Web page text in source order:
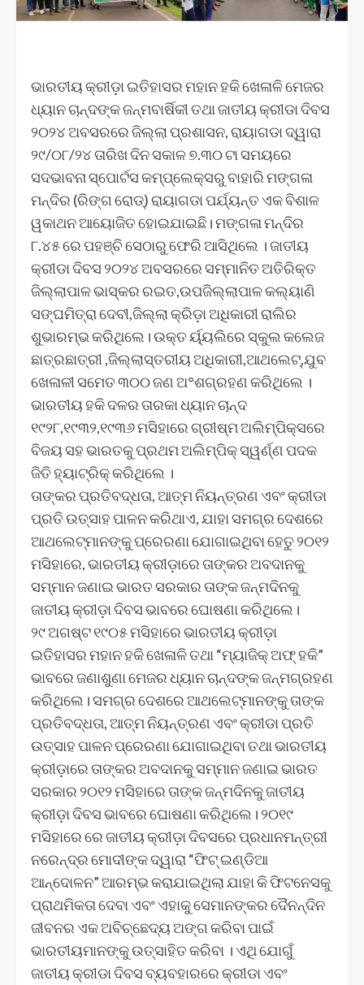
ଭାରତୀୟ କ୍ରୀଡ଼ା ଇତିହାସର ମହାନ ହକି ଖେଳାଳି ମେଜର
ଧ୍ୟାନ ଚାନ୍ଦଙ୍କ ଜନ୍ମବାର୍ଷିକୀ ତଥା ଜାତୀୟ କ୍ରୀଡା ଦିବସ
୨୦୨୪ ଅବସରରେ ଜିଲ୍ଲା ପ୍ରଶାସନ, ରାୟାଗଡା ଦ୍ୱାରା
୨୯/୦୮/୨୪ ତାରିଖ ଦିନ ସକାଳ ୭.୩୦ ଟା ସମୟରେ
ସଦଭାବନା ସ୍ପୋର୍ଟସ କମ୍ପ୍ଲେକ୍ସରୁ ବାହାରି ମଙ୍ଗଳା
ମନ୍ଦିର (ରିଙ୍ଗ ରୋଡ୍) ରାୟାଗଡା ପର୍ଯ୍ୟନ୍ତ ଏକ ବିଶାଳ
ୱକାଥନ ଆୟୋଜିତ ହୋଇଯାଇଛି। ମଙ୍ଗଳା ମନ୍ଦିର
୮.୪୫ ରେ ପହଞ୍ଚି ସେଠାରୁ ଫେରି ଆସିଥିଲେ । ଜାତୀୟ
କ୍ରୀଡା ଦିବସ ୨୦୨୪ ଅବସରରେ ସମ୍ମାନିତ ଅତିରିକ୍ତ
ଜିଲ୍ଲାପାଳ ଭାସ୍କର ରଇତ,ଉପଜିଲ୍ଲାପାଳ କଲ୍ୟାଣି
ସଙ୍ଘମିତ୍ରା ଦେବୀ,ଜିଲ୍ଲା କ୍ରିଡ଼ା ଅଧିକାରୀ ରାଲିର
ଶୁଭାରମ୍ଭ କରିଥିଲେ। ଉକ୍ତ ର୍ୟ୍ୟଲିରେ ସ୍କୁଲ କଲେଜ
ଛାତ୍ରଛାତ୍ରୀ ,ଜିଲ୍ଲାସ୍ତରୀୟ ଅଧିକାରୀ,ଆଥଲେଟ୍,ଯୁବ
ଖେଳାଳୀ ସମେତ ୩୦୦ ଜଣ ଅ°ଶଗ୍ରହଣ କରିଥିଲେ ।
ଭାରତୀୟ ହକି ଦଳର ତାରକା ଧ୍ୟାନ ଚାନ୍ଦ
୧୯୨୮,୧୯୩୨,୧୯୩୬ ମସିହାରେ ଗ୍ରୀଷ୍ମ ଅଲିମ୍ପିକ୍ସରେ
ବିଜୟ ସହ ଭାରତକୁ ପ୍ରଥମ ଅଲିମ୍ପିକ୍ ସ୍ୱର୍ଣ୍ଣ ପଦକ
ଜିତି ହ୍ୟାଟ୍ରିକ୍ କରିଥିଲେ ।
ତାଙ୍କର ପ୍ରତିବଦ୍ଧତା, ଆତ୍ମ ନିୟନ୍ତ୍ରଣ ଏବଂ କ୍ରୀଡା
ପ୍ରତି ଉତ୍ସାହ ପାଳନ କରିଥାଏ, ଯାହା ସମଗ୍ର ଦେଶରେ
ଆଥଲେଟ୍ମାନଙ୍କୁ ପ୍ରେରଣା ଯୋଗାଇଥିବା ହେତୁ ୨୦୧୨
ମସିହାରେ, ଭାରତୀୟ କ୍ରୀଡ଼ାରେ ତାଙ୍କର ଅବଦାନକୁ
ସମ୍ମାନ ଜଣାଇ ଭାରତ ସରକାର ତାଙ୍କ ଜନ୍ମଦିନକୁ
ଜାତୀୟ କ୍ରୀଡ଼ା ଦିବସ ଭାବରେ ଘୋଷଣା କରିଥିଲେ।
୨୯ ଅଗଷ୍ଟ ୧୯୦୫ ମସିହାରେ ଭାରତୀୟ କ୍ରୀଡ଼ା
ଇତିହାସର ମହାନ ହକି ଖେଳାଳି ତଥା “ମ୍ୟାଜିକ୍ ଅଫ୍ ହକି”
ଭାବରେ ଜଣାଶୁଣା ମେଜର ଧ୍ୟାନ ଚାନ୍ଦଙ୍କ ଜନ୍ମଗ୍ରହଣ
କରିଥିଲେ। ସମଗ୍ର ଦେଶରେ ଆଥଲେଟ୍ମାନଙ୍କୁ ତାଙ୍କ
ପ୍ରତିବଦ୍ଧତା, ଆତ୍ମ ନିୟନ୍ତ୍ରଣ ଏବଂ କ୍ରୀଡା ପ୍ରତି
ଉତ୍ସାହ ପାଳନ ପ୍ରେରଣା ଯୋଗାଇଥିବା ତଥା ଭାରତୀୟ
କ୍ରୀଡ଼ାରେ ତାଙ୍କର ଅବଦାନକୁ ସମ୍ମାନ ଜଣାଇ ଭାରତ
ସରକାର ୨୦୧୨ ମସିହାରେ ତାଙ୍କ ଜନ୍ମଦିନକୁ ଜାତୀୟ
କ୍ରୀଡ଼ା ଦିବସ ଭାବରେ ଘୋଷଣା କରିଥିଲେ। ୨୦୧୯
ମସିହାରେ ରେ ଜାତୀୟ କ୍ରୀଡ଼ା ଦିବସରେ ପ୍ରଧାନମନ୍ତ୍ରୀ
ନରେନ୍ଦ୍ର ମୋଦୀଙ୍କ ଦ୍ୱାରା “ଫିଟ୍ ଇଣ୍ଡିଆ
ଆନ୍ଦୋଳନ” ଆରମ୍ଭ କରାଯାଇଥିଲା ଯାହା କି ଫିଟନେସକୁ
ପ୍ରାଥମିକତା ଦେବା ଏବଂ ଏହାକୁ ସେମାନଙ୍କର ଦୈନନ୍ଦିନ
ଜୀବନର ଏକ ଅବିଚ୍ଛେଦ୍ୟ ଅଙ୍ଗ କରିବା ପାଇଁ
ଭାରତୀୟମାନଙ୍କୁ ଉତ୍ସାହିତ କରିବା । ଏଥି ଯୋଗୁଁ
ଜାତୀୟ କ୍ରୀଡା ଦିବସ ବ୍ୟବହାରରେ କ୍ରୀଡା ଏବଂ